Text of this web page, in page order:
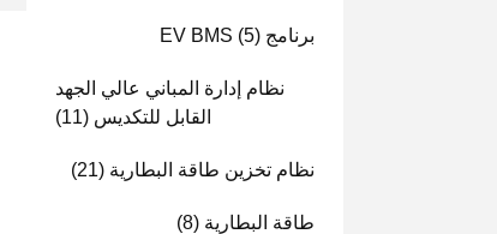
برنامج EV BMS (5)
نظام إدارة المباني عالي الجهد
القابل للتكديس (11)
نظام تخزين طاقة البطارية (21)
طاقة البطارية (8)